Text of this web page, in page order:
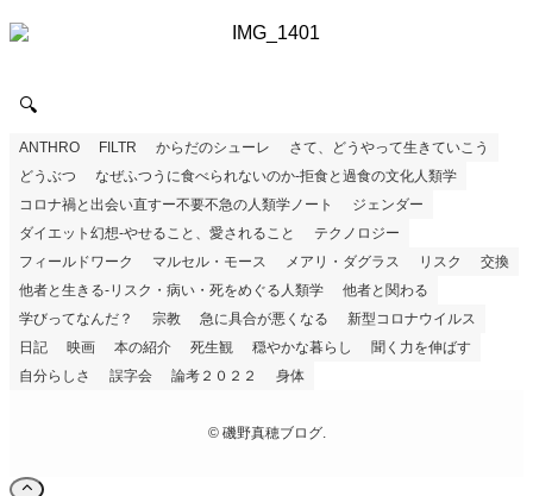
🔍
ANTHRO FILTR からだのシューレ
さて、どうやって生きていこう
どうぶつ
なぜふつうに食べられないのか-拒食と過食の文化人類学
コロナ禍と出会い直すー不要不急の人類学ノート
ジェンダー
ダイエット幻想-やせること、愛されること
テクノロジー
フィールドワーク
マルセル・モース メアリ・ダグラス リスク
交換
他者と生きる-リスク・病い・死をめぐる人類学
他者と関わる
学びってなんだ？
宗教 急に具合が悪くなる
新型コロナウイルス
日記
映画 本の紹介 死生観 穏やかな暮らし
聞く力を伸ばす
自分らしさ
誤字会 論考２０２２ 身体
©磯野真穂ブログ.